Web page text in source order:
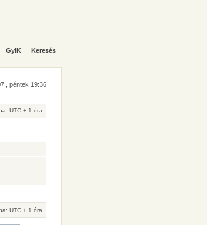
GyIK Keresés
péntek 19:36
UTC + 1 óra
UTC + 1 óra